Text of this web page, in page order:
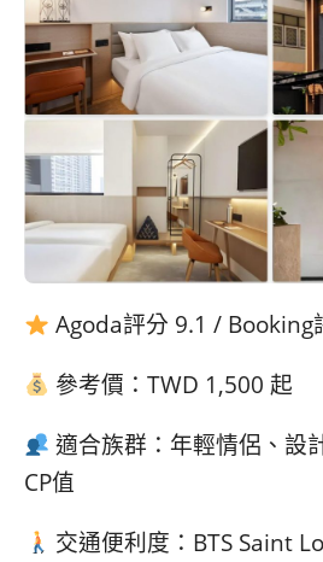
Agoda評分 9.1 / Booking
參考價：TWD 1,500 起
適合族群：年輕情侶、設
CP值
交通便利度：BTS Saint